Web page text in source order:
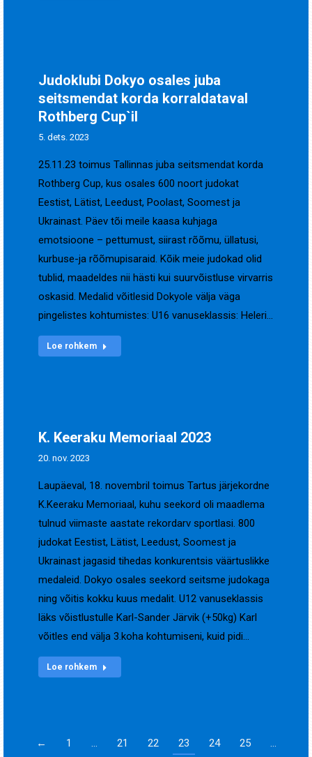
Judoklubi Dokyo osales juba
seitsmendat korda korraldataval
Rothberg Cup`il
5. dets. 2023
25.11.23 toimus Tallinnas juba seitsmendat korda
Rothberg Cup, kus osales 600 noort judokat
Eestist, Lätist, Leedust, Poolast, Soomest ja
Ukrainast. Päev tõi meile kaasa kuhjaga
emotsioone – pettumust, siirast rõõmu, üllatusi,
kurbuse-ja rõõmupisaraid. Kõik meie judokad olid
tublid, maadeldes nii hästi kui suurvõistluse virvarris
oskasid. Medalid võitlesid Dokyole välja väga
pingelistes kohtumistes: U16 vanuseklassis: Heleri…
Loe rohkem
K. Keeraku Memoriaal 2023
20. nov. 2023
Laupäeval, 18. novembril toimus Tartus järjekordne
K.Keeraku Memoriaal, kuhu seekord oli maadlema
tulnud viimaste aastate rekordarv sportlasi. 800
judokat Eestist, Lätist, Leedust, Soomest ja
Ukrainast jagasid tihedas konkurentsis väärtuslikke
medaleid. Dokyo osales seekord seitsme judokaga
ning võitis kokku kuus medalit. U12 vanuseklassis
läks võistlustulle Karl-Sander Järvik (+50kg) Karl
võitles end välja 3.koha kohtumiseni, kuid pidi…
Loe rohkem
← 1 … 21 22 23 24 25
…